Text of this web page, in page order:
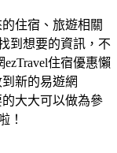
住宿、旅遊相關
到想要的資訊，不
住宿優惠懶
新的易遊網
大大可以做為參
！